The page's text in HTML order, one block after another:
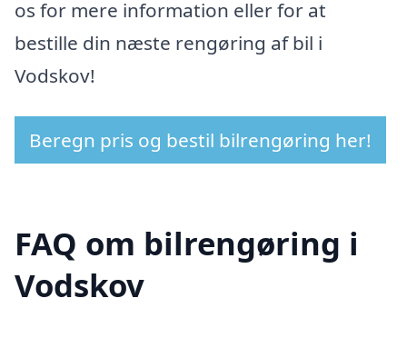
os for mere information eller for at
bestille din næste rengøring af bil i
Vodskov!
Beregn pris og bestil bilrengøring her!
FAQ om bilrengøring i
Vodskov